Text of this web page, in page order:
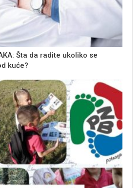
Šta da radite ukoliko se
kuće?